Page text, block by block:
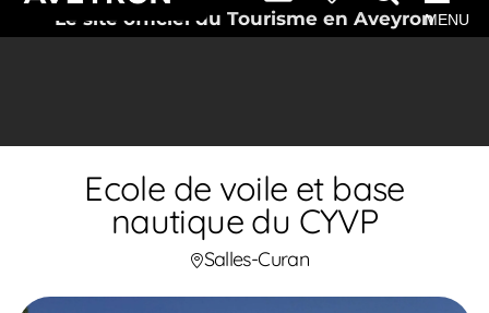
Le site officiel du Tourisme en AveyronMENU
Ecole de voile et base
nautique du CYVP
Salles-Curan